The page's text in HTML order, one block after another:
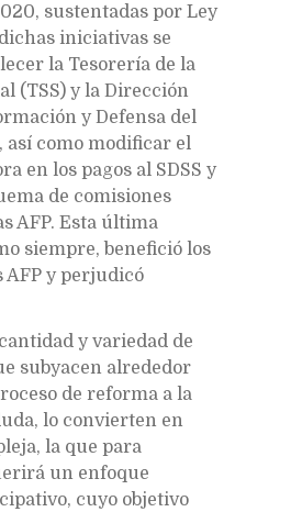
sustentadas por Ley
iniciativas se
la Tesorería de la
(TSS) y la Dirección
y Defensa del
así como modificar el
en los pagos al SDSS y
de comisiones
AFP. Esta última
siempre, benefició los
AFP y perjudicó
y variedad de
subyacen alrededor
de reforma a la
lo convierten en
la que para
un enfoque
cuyo objetivo